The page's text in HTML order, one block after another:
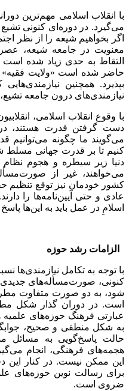
با انقلاب اسلامی مهم‌ترین
می‌گیرد. در دوره‌ای کنونی
اگر بخواهیم شیعه را از نظر
معنویت در جامعه شیعه،
التقاط به حدی زیاد شده است
حاضر شده است «ولایت فقیه»
بپذیرد. همچنین
نیازمندی‌های درون جامعه
با وقوع انقلاب اسلامی،
دست گرفتن قدرت هستند،
می‌گویند ما چگونه می‌توانیم
کنیم تا بر قدرت جهانی
دنیا زیر سیطره و هجوم نظام
می‌خواهند، غیر از
کشور خودمان نیز توقع تنظیم
عادی و حتی آیین‌نامه‌ها را
اسلامِ در عمل باید به این‌ها
الزامات رشد حوزه
با توجه به تکامل نیازمندی‌ها
کنونی، صورت‌مسأله‌های جدیدی
شود، به دو صورت متفاوت
است. در دوران گذار شکل
عبارتی فرهنگ حوزه‌های علمیه
به شکل منطقی و صحیح،
حالت پاسخ‌گویی به مسائل
هجمه‌های فرهنگی، انجام
این ممکن نیست. در کنار این
برای رسالت نوین حوزه‌های
ضروی است.